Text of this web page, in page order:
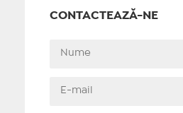
CONTACTEAZĂ-NE